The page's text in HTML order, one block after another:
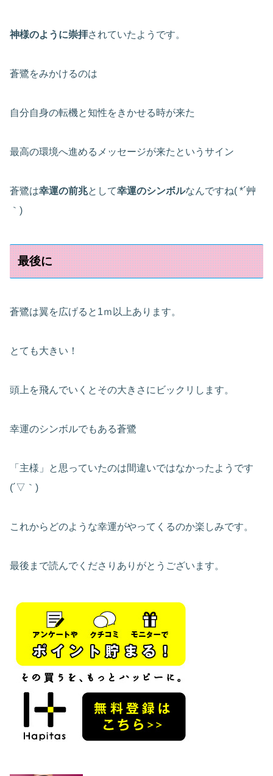
神様のように崇拝されていたようです。
蒼鷺をみかけるのは
自分自身の転機と知性をきかせる時が来た
最高の環境へ進めるメッセージが来たというサイン
蒼鷺は幸運の前兆として幸運のシンボルなんですね( *´艸
｀)
最後に
蒼鷺は翼を広げると1ｍ以上あります。
とても大きい！
頭上を飛んでいくとその大きさにビックリします。
幸運のシンボルでもある蒼鷺
「主様」と思っていたのは間違いではなかったようです
(´▽｀)
これからどのような幸運がやってくるのか楽しみです。
最後まで読んでくださりありがとうございます。